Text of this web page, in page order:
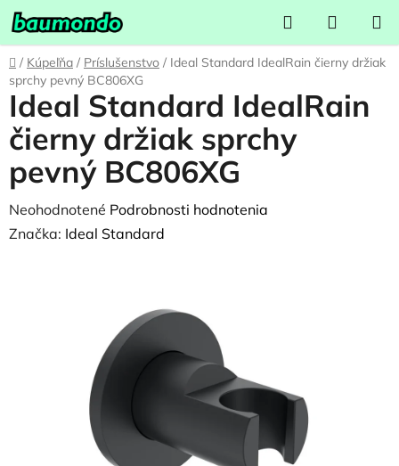
Prejsť
na
obsah
Hľadať
KOŠÍK
Domov
/ Kúpeľňa / Príslušenstvo / Ideal Standard IdealRain čierny držiak
sprchy pevný BC806XG
Ideal Standard IdealRain
čierny držiak sprchy
pevný BC806XG
Priemerné
hodnotenie
Neohodnotené Podrobnosti hodnotenia
Značka: Ideal Standard